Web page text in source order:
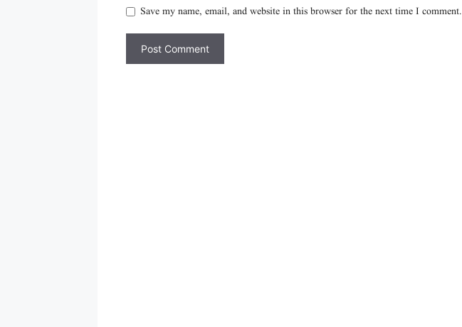
Save my name, email, and website in this browser for the next time I comment.